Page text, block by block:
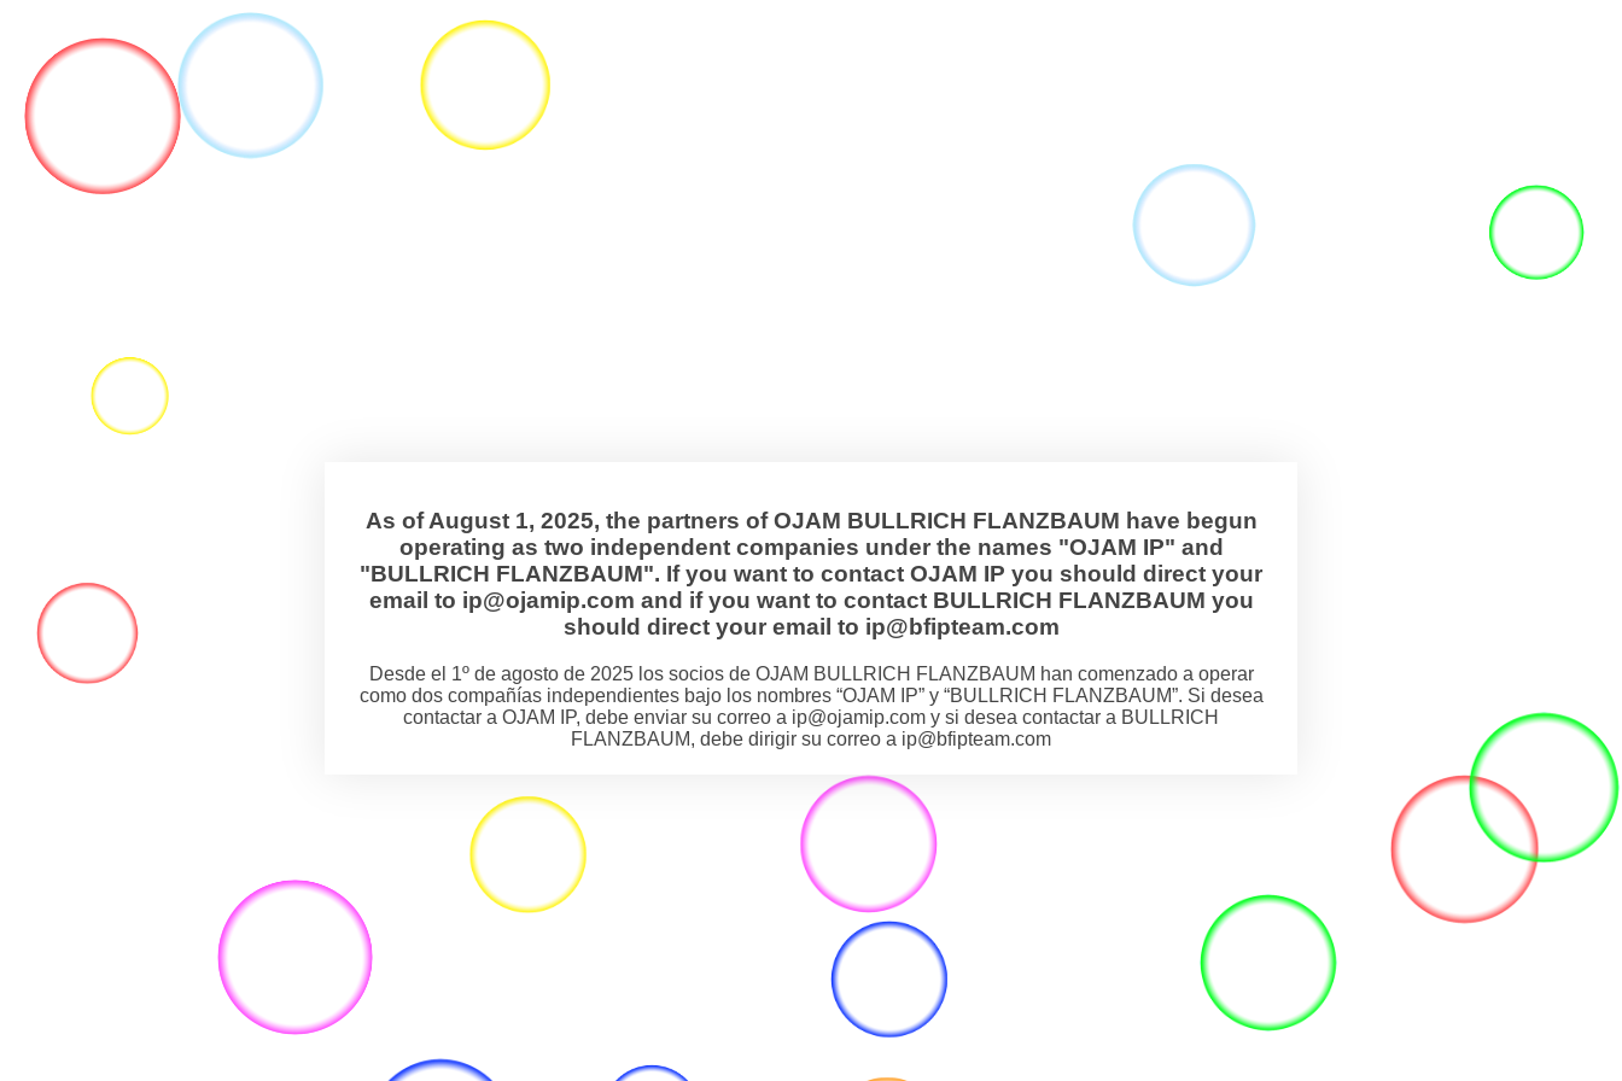
As of August 1, 2025, the partners of OJAM BULLRICH FLANZBAUM have begun
operating as two independent companies under the names "OJAM IP" and
"BULLRICH FLANZBAUM". If you want to contact OJAM IP you should direct your
email to ip@ojamip.com and if you want to contact BULLRICH FLANZBAUM you
should direct your email to ip@bfipteam.com
Desde el 1º de agosto de 2025 los socios de OJAM BULLRICH FLANZBAUM han comenzado a operar
como dos compañías independientes bajo los nombres “OJAM IP” y “BULLRICH FLANZBAUM”. Si desea
contactar a OJAM IP, debe enviar su correo a ip@ojamip.com y si desea contactar a BULLRICH
FLANZBAUM, debe dirigir su correo a ip@bfipteam.com